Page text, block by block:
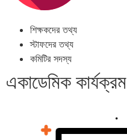
শিক্ষকদের তথ্য
স্টাফদের তথ্য
কমিটির সদস্য
একাডেমিক কার্যক্রম